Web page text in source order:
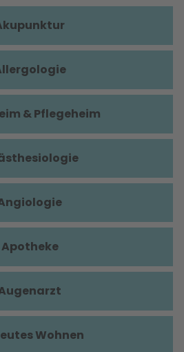
& Pflegeheim
Apotheke
Wohnen